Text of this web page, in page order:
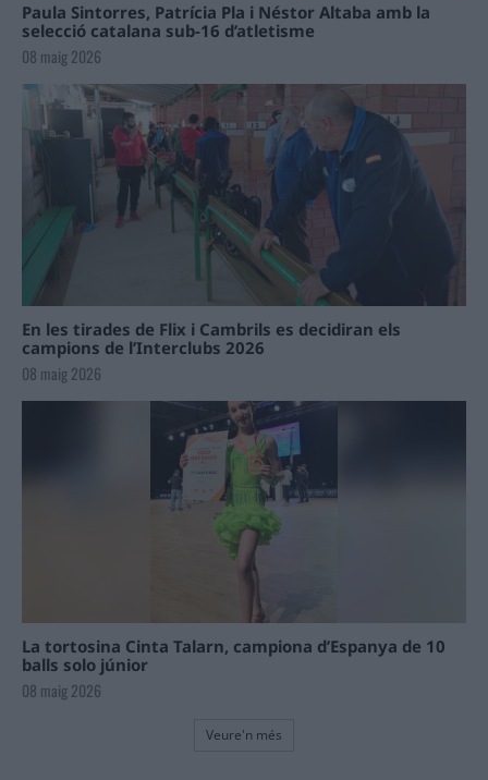
Paula Sintorres, Patrícia Pla i Néstor Altaba amb la
selecció catalana sub-16 d’atletisme
08 maig 2026
En les tirades de Flix i Cambrils es decidiran els
campions de l’Interclubs 2026
08 maig 2026
La tortosina Cinta Talarn, campiona d’Espanya de 10
balls solo júnior
08 maig 2026
Veure'n més